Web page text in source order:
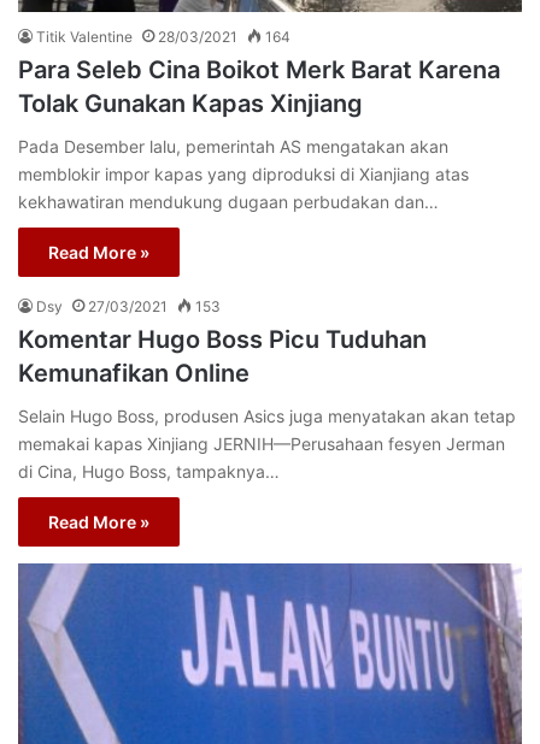
Titik Valentine 28/03/2021 164
Para Seleb Cina Boikot Merk Barat Karena
Tolak Gunakan Kapas Xinjiang
Pada Desember lalu, pemerintah AS mengatakan akan
memblokir impor kapas yang diproduksi di Xianjiang atas
kekhawatiran mendukung dugaan perbudakan dan…
Read More »
Dsy 27/03/2021 153
Komentar Hugo Boss Picu Tuduhan
Kemunafikan Online
Selain Hugo Boss, produsen Asics juga menyatakan akan tetap
memakai kapas Xinjiang JERNIH—Perusahaan fesyen Jerman
di Cina, Hugo Boss, tampaknya…
Read More »